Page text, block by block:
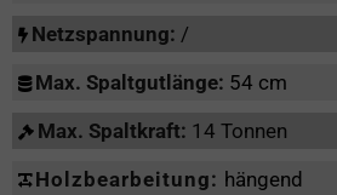
Netzspannung: /
Max. Spaltgutlänge: 54 cm
Max. Spaltkraft: 14 Tonnen
Holzbearbeitung: hängend